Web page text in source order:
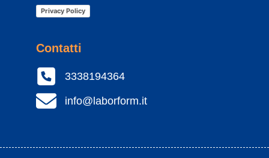
Privacy Policy
Contatti
3338194364
info@laborform.it